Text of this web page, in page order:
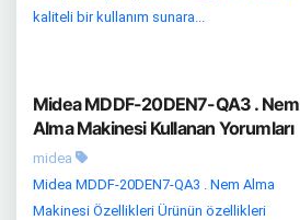
kaliteli bir kullanım sunara...
Midea MDDF-20DEN7-QA3 . Nem
Alma Makinesi Kullanan Yorumları
midea
Midea MDDF-20DEN7-QA3 . Nem Alma
Makinesi Özellikleri Ürünün özellikleri